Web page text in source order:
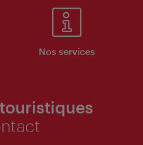
Nos services